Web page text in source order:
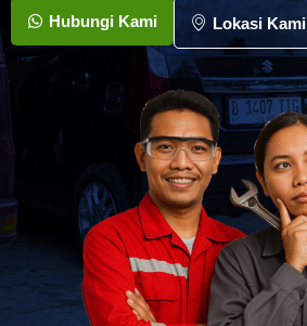
Hubungi Kami Lokasi Kami